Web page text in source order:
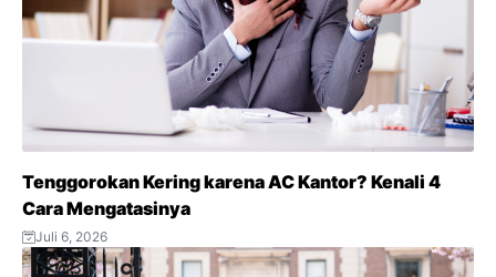
Tenggorokan Kering karena AC Kantor? Kenali 4
Cara Mengatasinya
Juli 6, 2026